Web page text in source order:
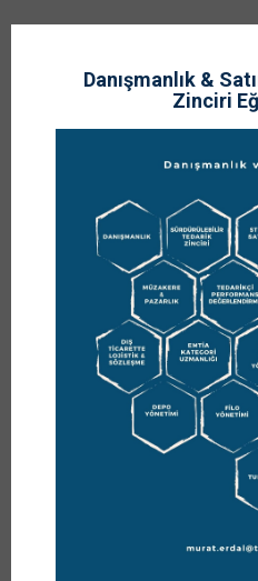
Post Views:2.183
dergi satınalma,
Prof.
Danışmanlık &
Zinciri